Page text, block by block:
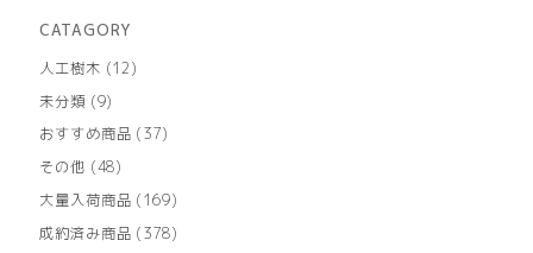
CATAGORY
人工樹木
1212
商
未分類 99
の
商
おすすめ商品 3737
商
その他 4848
の
商
大量入荷商品 169169
の
成約済み商品 378378